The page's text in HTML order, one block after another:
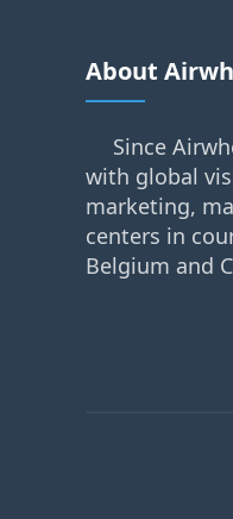
About
Since
with global
marketing,
centers in
Belgium and